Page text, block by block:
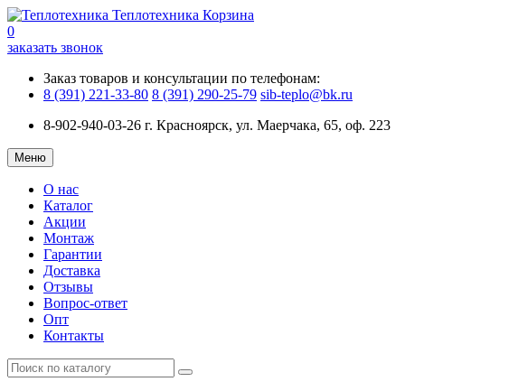
Теплотехника Корзина
0
заказать звонок
Заказ товаров и консультации по телефонам:
8 (391) 221-33-80 8 (391) 290-25-79 sib-teplo@bk.ru
8-902-940-03-26 г. Красноярск, ул. Маерчака, 65, оф. 223
Меню
О нас
Каталог
Акции
Монтаж
Гарантии
Доставка
Отзывы
Вопрос-ответ
Опт
Контакты